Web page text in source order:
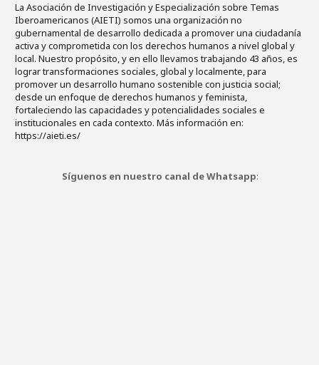
La Asociación de Investigación y Especialización sobre Temas
Iberoamericanos (AIETI) somos una organización no
gubernamental de desarrollo dedicada a promover una ciudadanía
activa y comprometida con los derechos humanos a nivel global y
local. Nuestro propósito, y en ello llevamos trabajando 43 años, es
lograr transformaciones sociales, global y localmente, para
promover un desarrollo humano sostenible con justicia social;
desde un enfoque de derechos humanos y feminista,
fortaleciendo las capacidades y potencialidades sociales e
institucionales en cada contexto. Más información en:
https://aieti.es/
Síguenos en nuestro canal de Whatsapp: